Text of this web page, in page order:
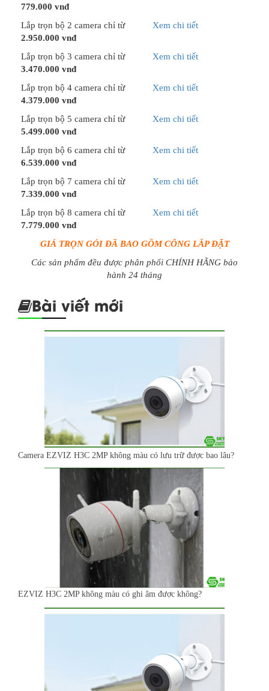
779.000 vnđ
Lắp trọn bộ 2 camera chỉ từ
2.950.000 vnđ
Xem chi tiết
Lắp trọn bộ 3 camera chỉ từ
3.470.000 vnđ
Xem chi tiết
Lắp trọn bộ 4 camera chỉ từ
4.379.000 vnđ
Xem chi tiết
Lắp trọn bộ 5 camera chỉ từ
5.499.000 vnđ
Xem chi tiết
Lắp trọn bộ 6 camera chỉ từ
6.539.000 vnđ
Xem chi tiết
Lắp trọn bộ 7 camera chỉ từ
7.339.000 vnđ
Xem chi tiết
Lắp trọn bộ 8 camera chỉ từ
7.779.000 vnđ
Xem chi tiết
GIÁ TRỌN GÓI ĐÃ BAO GỒM CÔNG LẮP ĐẶT
Các sản phẩm đều được phân phối CHÍNH HÃNG bảo
hành 24 tháng
Bài viết mới
Camera EZVIZ H3C 2MP không màu có lưu trữ được bao lâu?
EZVIZ H3C 2MP không màu có ghi âm được không?